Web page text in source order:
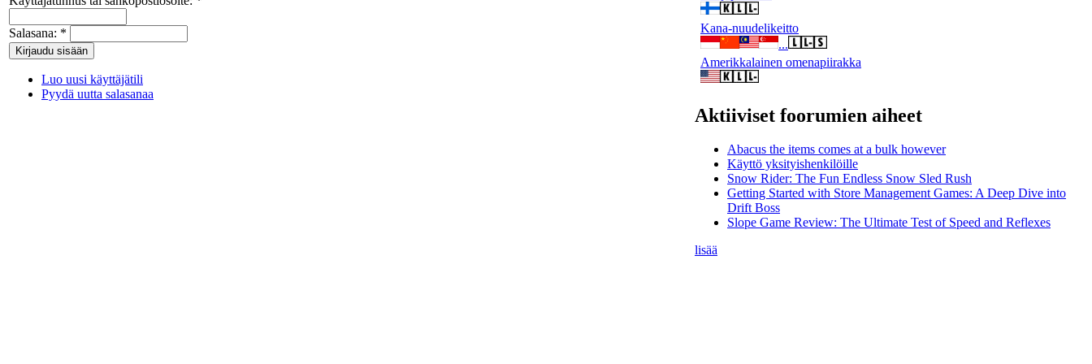
Salasana: *
Luo uusi käyttäjätili
Pyydä uutta salasanaa
Kana-nuudelikeitto
...
Amerikkalainen omenapiirakka
Aktiiviset foorumien aiheet
Abacus the items comes at a bulk however
Käyttö yksityishenkilöille
Snow Rider: The Fun Endless Snow Sled Rush
Getting Started with Store Management Games: A Deep Dive into
Drift Boss
Slope Game Review: The Ultimate Test of Speed and Reflexes
lisää